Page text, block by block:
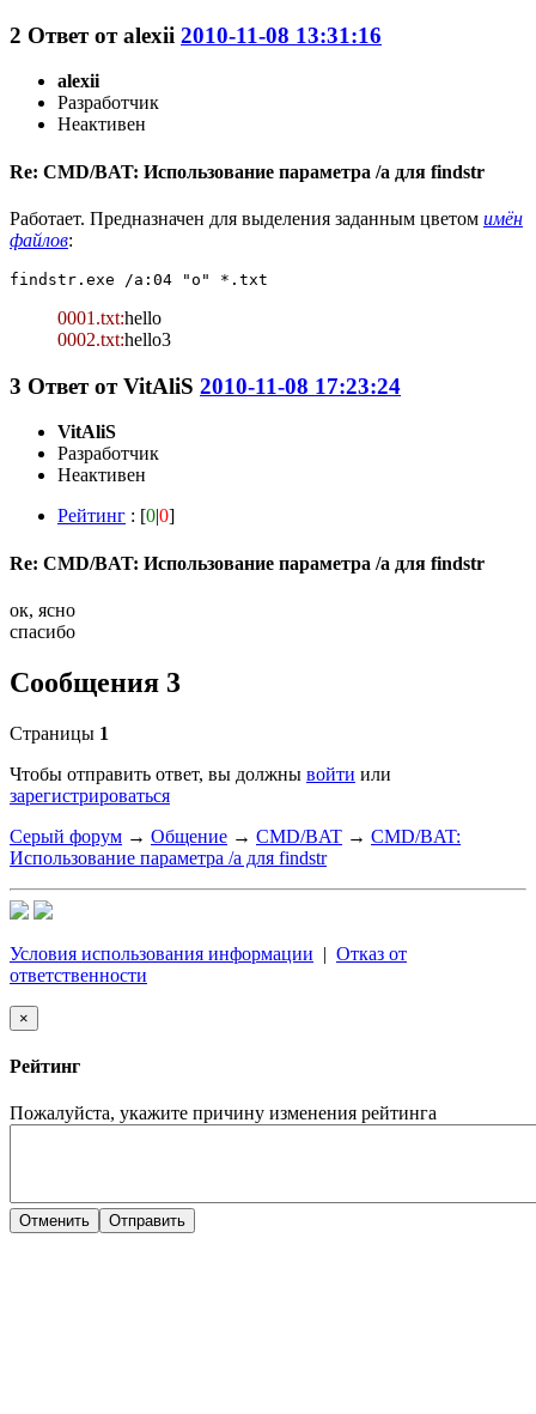
2 Ответ отalexii 2010-11-08 13:31:16
alexii
Разработчик
Неактивен
Re: CMD/BAT: Использование параметра /a для findstr
Работает. Предназначен для выделения заданным цветом имён
файлов:
findstr.exe /a:04 "o" *.txt
0001.txt:hello
0002.txt:hello3
3 Ответ отVitAliS 2010-11-08 17:23:24
VitAliS
Разработчик
Неактивен
Рейтинг : [0|0]
Re: CMD/BAT: Использование параметра /a для findstr
ок, ясно
спасибо
Сообщения 3
Страницы 1
Чтобы отправить ответ, вы должны войти или
зарегистрироваться
Серый форум → Общение → CMD/BAT → CMD/BAT:
Использование параметра /a для findstr
Условия использования информации | Отказ от
ответственности
×
Рейтинг
Пожалуйста, укажите причину изменения рейтинга
Отменить Отправить